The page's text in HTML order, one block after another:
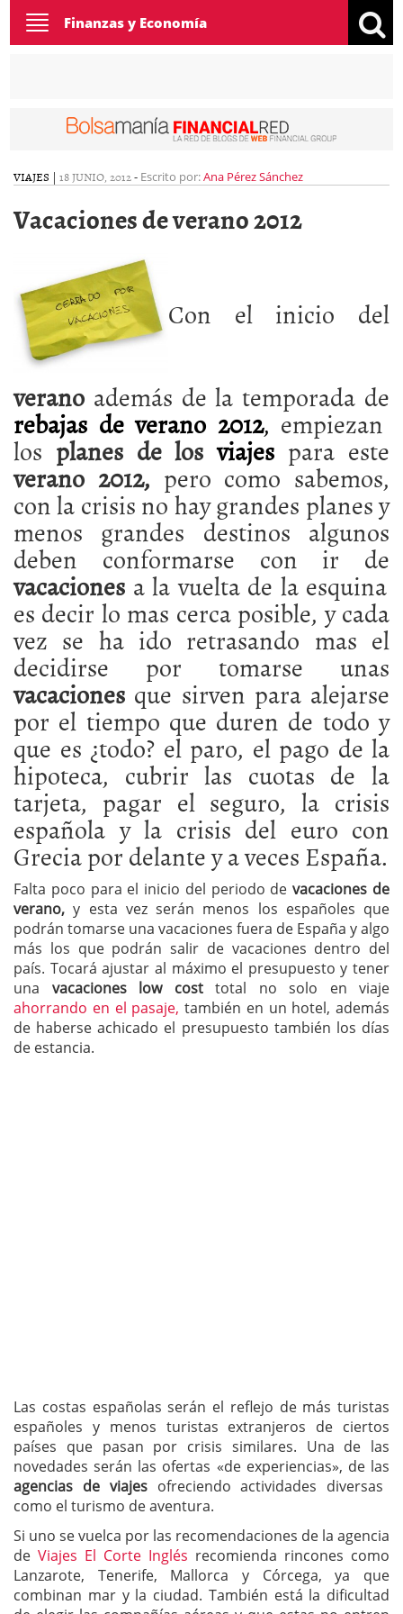
Toggle
navigation
Finanzas y Economía
VIAJES | 18 JUNIO, 2012- Escrito por:Ana Pérez Sánchez
Vacaciones de verano 2012
Con el inicio del
verano además de la temporada de
rebajas de verano 2012, empiezan
los planes de losviajes para este
verano 2012, pero como sabemos,
con la crisis no hay grandes planes y
menos grandes destinos algunos
deben conformarse con ir de
vacaciones a la vuelta de la esquina
es decir lo mas cerca posible, y cada
vez se ha ido retrasando mas el
decidirse por tomarse unas
vacaciones que sirven para alejarse
por el tiempo que duren de todo y
que es ¿todo? el paro, el pago de la
hipoteca, cubrir las cuotas de la
tarjeta, pagar el seguro, la crisis
española y la crisis del euro con
Grecia por delante y a veces España.
Falta poco para el inicio del periodo devacaciones de
verano, y esta vez serán menos los españoles que
podrán tomarse una vacaciones fuera de España y algo
más los que podrán salir de vacaciones dentro del
país. Tocará ajustar al máximo el presupuesto y tener
una vacaciones low costtotal no solo en viaje
ahorrando en el pasaje, también en un hotel, además
de haberse achicado el presupuesto también los días
de estancia.
Las costas españolas serán el reflejo de más turistas
españoles y menos turistas extranjeros de ciertos
países que pasan por crisis similares. Una de las
novedades serán las ofertas «de experiencias», de las
agencias de viajesofreciendo actividades diversas
como el turismo de aventura.
Si uno se vuelca por las recomendaciones de la agencia
de Viajes El Corte Inglés recomienda rincones como
Lanzarote, Tenerife, Mallorca y Córcega, ya que
combinan mar y la ciudad. También está la dificultad